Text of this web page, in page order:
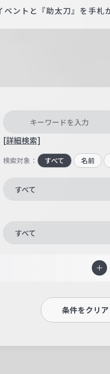
ベントと『助太刀』を手札
[詳細検索]
検索対象： すべて 名前
すべて
すべて
条件をクリア